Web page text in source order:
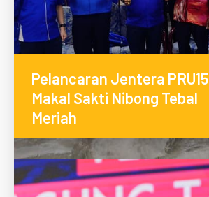
Pelancaran Jentera PRU15
Makal Sakti Nibong Tebal
Meriah